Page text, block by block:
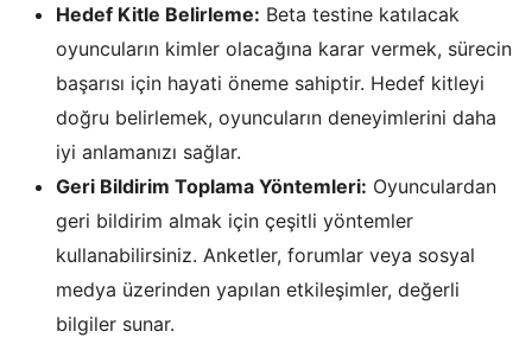
Hedef Kitle Belirleme: Beta testine katılacak
oyuncuların kimler olacağına karar vermek, sürecin
başarısı için hayati öneme sahiptir. Hedef kitleyi
doğru belirlemek, oyuncuların deneyimlerini daha
iyi anlamanızı sağlar.
Geri Bildirim Toplama Yöntemleri: Oyunculardan
geri bildirim almak için çeşitli yöntemler
kullanabilirsiniz. Anketler, forumlar veya sosyal
medya üzerinden yapılan etkileşimler, değerli
bilgiler sunar.